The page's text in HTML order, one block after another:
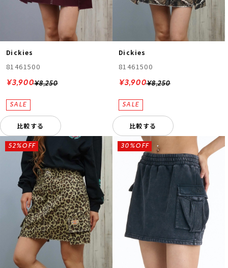
Dickies
81461500
¥8,250
¥3,900
比較する
Dickies
81461500
¥8,250
¥3,900
比較する
52%OFF 30%OFF